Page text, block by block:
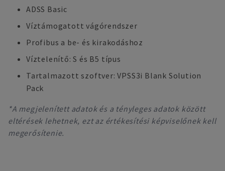
ADSS Basic
Víztámogatott vágórendszer
Profibus a be- és kirakodáshoz
Víztelenítő: S és B5 típus
Tartalmazott szoftver: VPSS3i Blank Solution
Pack
*A megjelenített adatok és a tényleges adatok között
eltérések lehetnek, ezt az értékesítési képviselőnek kell
megerősítenie.